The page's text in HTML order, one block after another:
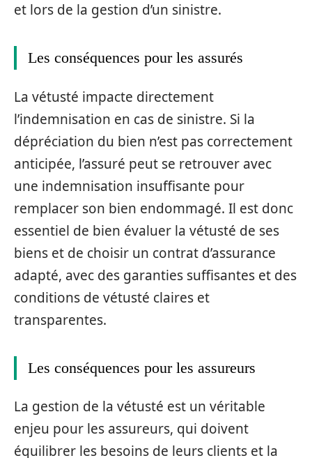
et lors de la gestion d’un sinistre.
Les conséquences pour les assurés
La vétusté impacte directement
l’indemnisation en cas de sinistre. Si la
dépréciation du bien n’est pas correctement
anticipée, l’assuré peut se retrouver avec
une indemnisation insuffisante pour
remplacer son bien endommagé. Il est donc
essentiel de bien évaluer la vétusté de ses
biens et de choisir un contrat d’assurance
adapté, avec des garanties suffisantes et des
conditions de vétusté claires et
transparentes.
Les conséquences pour les assureurs
La gestion de la vétusté est un véritable
enjeu pour les assureurs, qui doivent
équilibrer les besoins de leurs clients et la